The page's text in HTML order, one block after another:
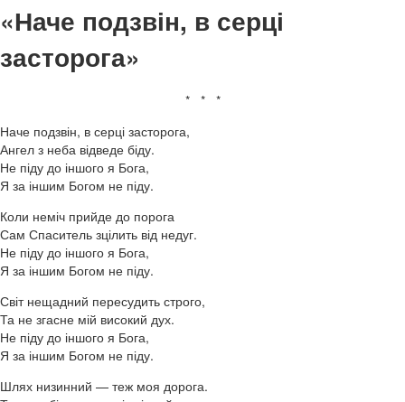
«Наче подзвін, в серці
засторога»
* * *
Наче подзвін, в серці засторога,
Ангел з неба відведе біду.
Не піду до іншого я Бога,
Я за іншим Богом не піду.
Коли неміч прийде до порога
Сам Спаситель зцілить від недуг.
Не піду до іншого я Бога,
Я за іншим Богом не піду.
Світ нещадний пересудить строго,
Та не згасне мій високий дух.
Не піду до іншого я Бога,
Я за іншим Богом не піду.
Шлях низинний — теж моя дорога.